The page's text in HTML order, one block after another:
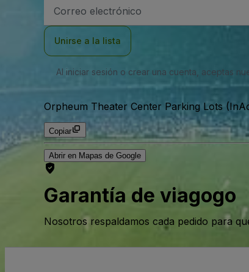
de
Unirse a la lista
Al iniciar sesión o crear una cuenta, aceptas
Orpheum Theater Center Parking Lots
Copiar
Abrir en Mapas de Google
Garantía de viagogo
Nosotros respaldamos cada pedido para